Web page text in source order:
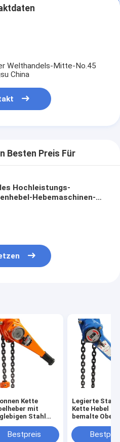
Welthandels-Mitte-No.45
China
Besten Preis Für
Hochleistungs-
Hebemaschinen-
Kette
mit
Stahl
Bestpreis
Legierte Stahl
Kette Hebel
bemalte
Stahl Hebel